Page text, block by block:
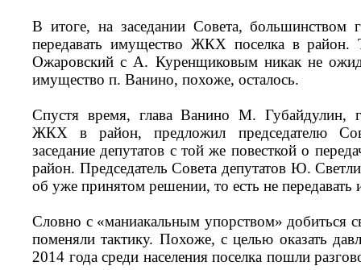
В итоге, на заседании Совета, большинством
передавать имущество ЖКХ поселка в район.
Ожаровский с А. Куренщиковым никак не
имущество п. Ванино, похоже, осталось.
Спустя время, глава Ванино М. Губайдулин,
ЖКХ в район, предложил председателю
заседание депутатов с той же повесткой о
район. Председатель Совета депутатов Ю.
об уже принятом решении, то есть не
Словно с «маниакальным упорством» добиться
поменяли тактику. Похоже, с целью оказать
2014 года среди населения поселка пошли